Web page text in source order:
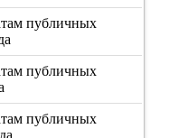
публичных
публичных
публичных